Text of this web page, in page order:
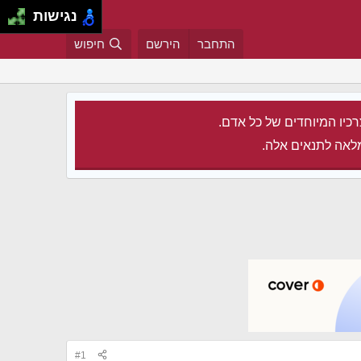
התחבר הירשם חיפוש
המיוחדים של כל אדם.
לתנאים אלה.
#1
נגישות